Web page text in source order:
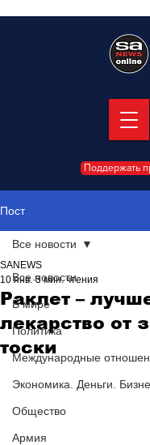
Поддержать
Пост
Все новости
В мире
Политика
Международные
Экономика. Деньги.
Общество
Армия
Все новости
Раклет –
лекарство от
тоски
SANEWS
10 янв. 3 мин. чтения